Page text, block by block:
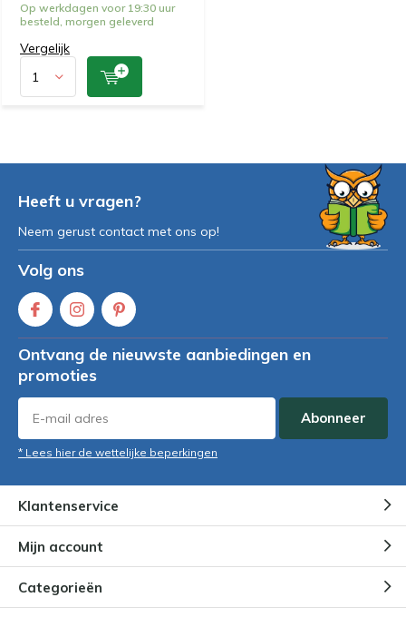
Op werkdagen voor 19:30 uur
besteld, morgen geleverd
Vergelijk
Heeft u vragen?
Neem gerust contact met ons op!
Volg ons
Ontvang de nieuwste aanbiedingen en
promoties
Abonneer
* Lees hier de wettelijke beperkingen
Klantenservice
Mijn account
Categorieën